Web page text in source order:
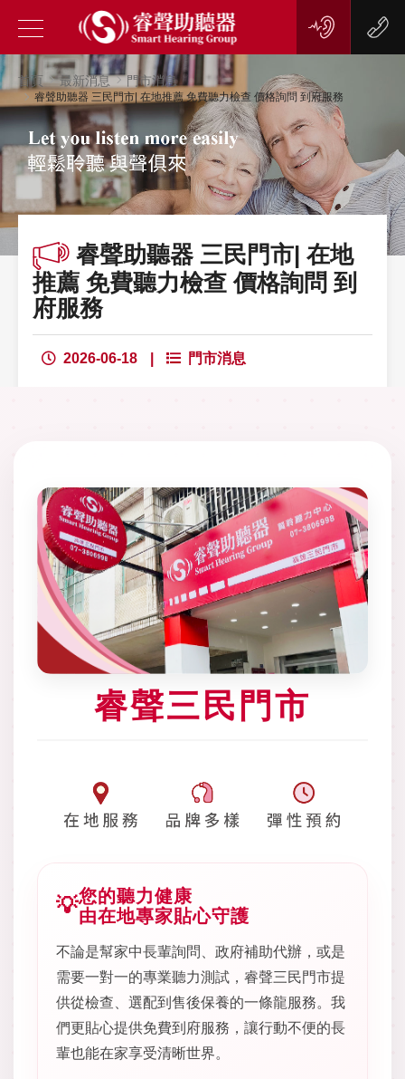
首頁 最新消息 門市消息
睿聲助聽器 三民門市| 在地推薦 免費聽力檢查 價格詢問 到府服務
睿聲助聽器 三民門市| 在地
推薦 免費聽力檢查 價格詢問 到
府服務
2026-06-18 門市消息
睿聲三民門市
💡您的聽力健康
由在地專家貼心守護
不論是幫家中長輩詢問、政府補助代辦，或是
需要一對一的專業聽力測試，睿聲三民門市提
供從檢查、選配到售後保養的一條龍服務。我
們更貼心提供免費到府服務，讓行動不便的長
輩也能在家享受清晰世界。